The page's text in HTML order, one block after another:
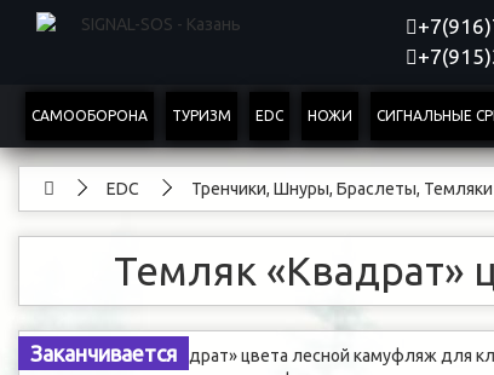
САМООБОРОНА ТУРИЗМ EDC НОЖИ СИГНАЛЬНЫЕ
EDC Тренчики, Шнуры, Браслеты,
Темляк «Квадрат»
Заканчивается